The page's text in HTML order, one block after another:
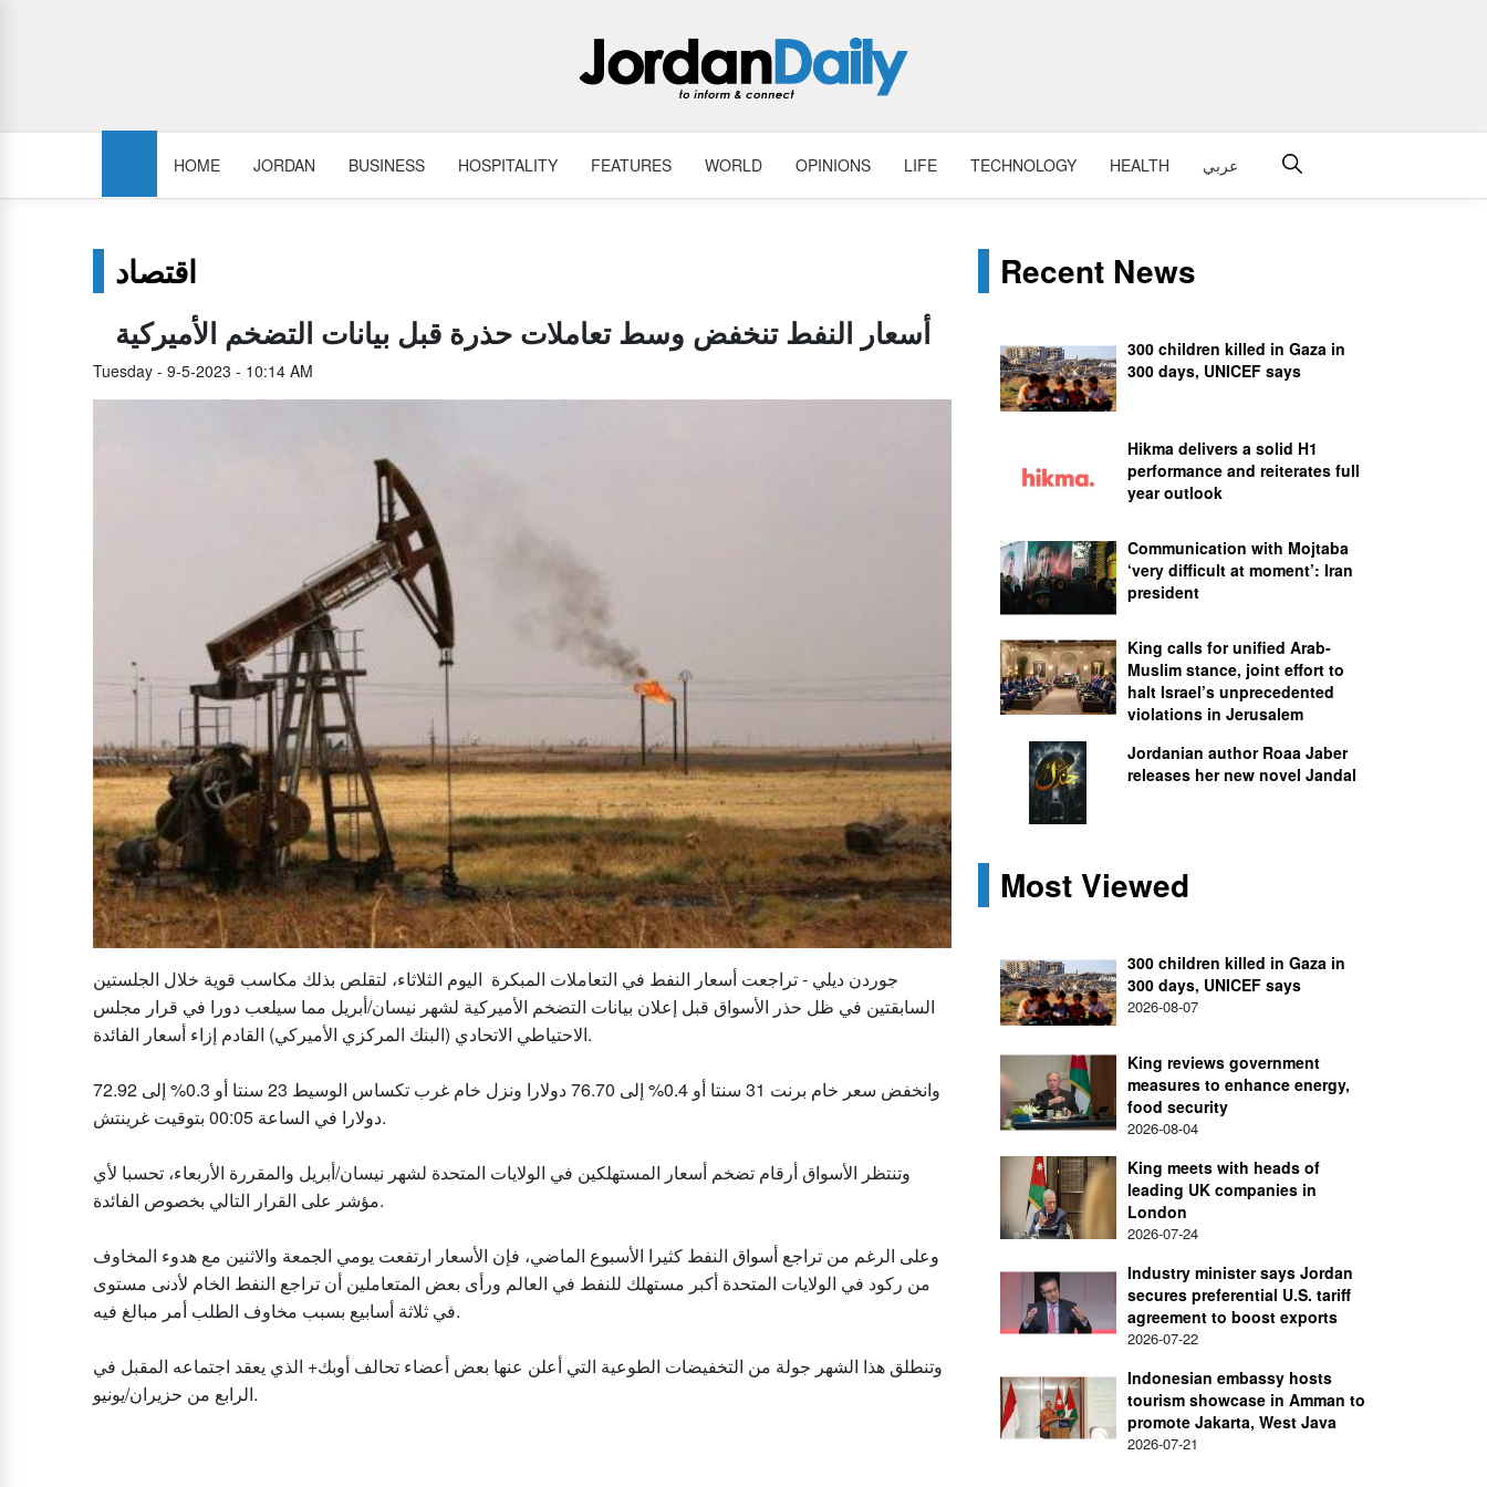
HOME JORDAN BUSINESS HOSPITALITY FEATURES WORLD OPINIONS LIFE TECHNOLOGY HEALTH عربي
اقتصاد
أسعار النفط تنخفض وسط تعاملات حذرة قبل بيانات التضخم الأميركية
Tuesday - 9-5-2023 - 10:14 AM
جوردن ديلي - تراجعت أسعار النفط في التعاملات المبكرة اليوم الثلاثاء، لتقلص بذلك مكاسب قوية خلال الجلستين
السابقتين في ظل حذر الأسواق قبل إعلان بيانات التضخم الأميركية لشهر نيسان/أبريل مما سيلعب دورا في قرار مجلس
الاحتياطي الاتحادي (البنك المركزي الأميركي) القادم إزاء أسعار الفائدة.
وانخفض سعر خام برنت 31 سنتا أو 0.4% إلى 76.70 دولارا ونزل خام غرب تكساس الوسيط 23 سنتا أو 0.3% إلى 72.92
دولارا في الساعة 00:05 بتوقيت غرينتش.
وتنتظر الأسواق أرقام تضخم أسعار المستهلكين في الولايات المتحدة لشهر نيسان/أبريل والمقررة الأربعاء، تحسبا لأي
مؤشر على القرار التالي بخصوص الفائدة.
وعلى الرغم من تراجع أسواق النفط كثيرا الأسبوع الماضي، فإن الأسعار ارتفعت يومي الجمعة والاثنين مع هدوء المخاوف
من ركود في الولايات المتحدة أكبر مستهلك للنفط في العالم ورأى بعض المتعاملين أن تراجع النفط الخام لأدنى مستوى
في ثلاثة أسابيع بسبب مخاوف الطلب أمر مبالغ فيه.
وتنطلق هذا الشهر جولة من التخفيضات الطوعية التي أعلن عنها بعض أعضاء تحالف أوبك+ الذي يعقد اجتماعه المقبل في
الرابع من حزيران/يونيو.
Recent News
300 children killed in Gaza in
300 days, UNICEF says
Hikma delivers a solid H1
performance and reiterates full
year outlook
Communication with Mojtaba
‘very difficult at moment’: Iran
president
King calls for unified Arab-
Muslim stance, joint effort to
halt Israel’s unprecedented
violations in Jerusalem
Jordanian author Roaa Jaber
releases her new novel Jandal
Most Viewed
300 children killed in Gaza in
300 days, UNICEF says
2026-08-07
King reviews government
measures to enhance energy,
food security
2026-08-04
King meets with heads of
leading UK companies in
London
2026-07-24
Industry minister says Jordan
secures preferential U.S. tariff
agreement to boost exports
2026-07-22
Indonesian embassy hosts
tourism showcase in Amman to
promote Jakarta, West Java
2026-07-21